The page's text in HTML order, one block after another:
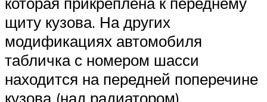
щиту кузова. На других
модификациях автомобиля
табличка с номером шасси
находится на передней поперечине
кузова (над радиатором).